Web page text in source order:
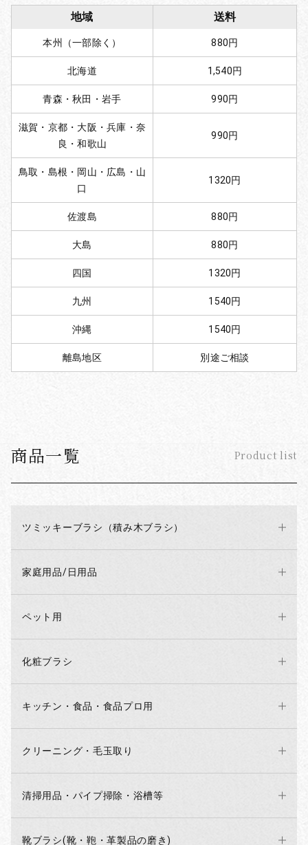
商品一覧 Product list
ツミッキーブラシ（積み木ブラシ）
家庭用品/日用品
ペット用
化粧ブラシ
キッチン・食品・食品プロ用
クリーニング・毛玉取り
清掃用品・パイプ掃除・浴槽等
靴ブラシ(靴・鞄・革製品の磨き)
地域 送料
本州（一部除く） 880円
北海道 1,540円
青森・秋田・岩手 990円
滋賀・京都・大阪・兵庫・奈
良・和歌山
990円
鳥取・島根・岡山・広島・山
口
1320円
佐渡島 880円
大島 880円
四国 1320円
九州 1540円
沖縄 1540円
離島地区 別途ご相談